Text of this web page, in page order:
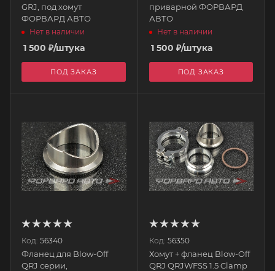
GRJ, под хомут
ФОРВАРД АВТО
Нет в наличии
1 500 ₽/штука
ПОД ЗАКАЗ
приварной ФОРВАРД
АВТО
Нет в наличии
1 500 ₽/штука
ПОД ЗАКАЗ
Код: 56340
Фланец для Blow-Off
QRJ серии,
Код: 56350
Хомут + фланец Blow-Off
QRJ QRJWFSS 1.5 Clamp